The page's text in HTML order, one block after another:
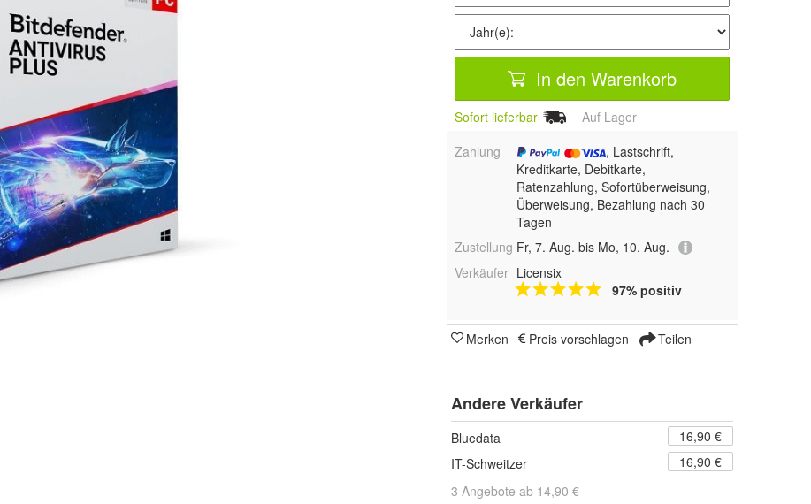
In den Warenkorb
Sofort lieferbar
Auf Lager
Zahlung
, Lastschrift,
Kreditkarte, Debitkarte,
Ratenzahlung, Sofortüberweisung,
Überweisung, Bezahlung nach 30
Tagen
Zustellung Fr, 7. Aug. bis Mo, 10. Aug.
Verkäufer Licensix
97% positiv
Merken Preis vorschlagen Teilen
Andere Verkäufer
Bluedata
16,90 €
IT-Schweitzer
16,90 €
3 Angebote ab 14,90 €